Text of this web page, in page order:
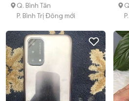
Q. Bình Tân
P. Bình Trị Đông mới